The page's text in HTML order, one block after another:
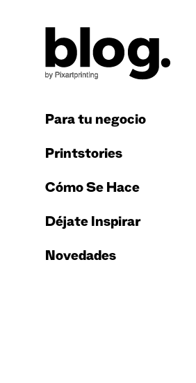
Para tu negocio
Printstories
Cómo Se Hace
Déjate Inspirar
Novedades